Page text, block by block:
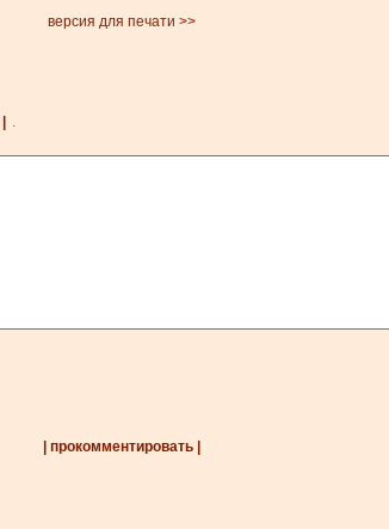
версия для печати >>
.
| прокомментировать |